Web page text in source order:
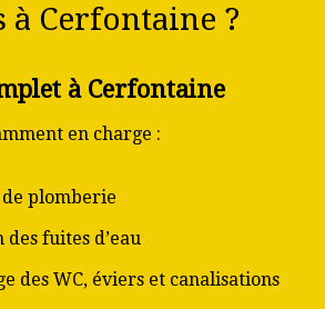
à Cerfontaine ?
à Cerfontaine
en charge :
de plomberie
fuites d’eau
des WC, éviers et canalisations